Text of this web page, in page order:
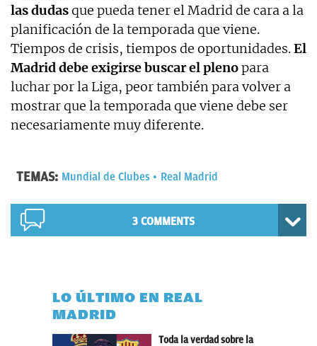
las dudasque pueda tener el Madrid de cara a la
planificación de la temporada que viene.
Tiempos de crisis, tiempos de oportunidades.El
Madrid debe exigirse buscar el plenopara
luchar por la Liga, peor también para volver a
mostrar que la temporada que viene debe ser
necesariamente muy diferente.
TEMAS: Mundial de Clubes Real Madrid
3 COMMENTS
LO ÚLTIMO EN REAL
MADRID
Toda la verdad sobre la